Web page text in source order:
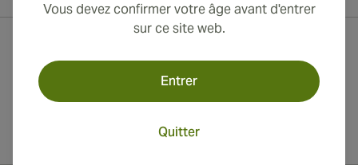
Vous devez confirmer votre âge avant d'entrer
sur ce site web.
Entrer
Quitter